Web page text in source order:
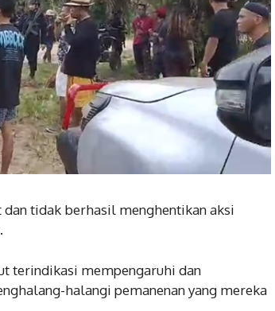
tidak berhasil menghentikan aksi
terindikasi mempengaruhi dan
halangi pemanenan yang mereka